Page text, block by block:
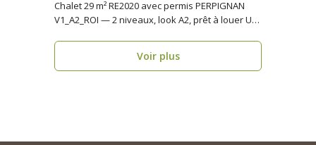
Chalet 29 m² RE2020 avec permis PERPIGNAN
V1_A2_ROI — 2 niveaux, look A2, prêt à louer Un
Voir plus